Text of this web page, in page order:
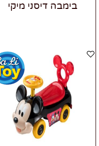
בימבה דיסני מיקי